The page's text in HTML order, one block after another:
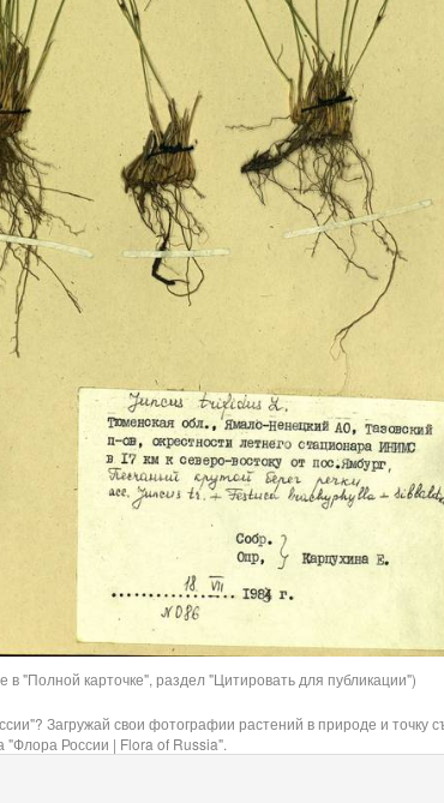
"Полной карточке", раздел "Цитировать для публикации")
Загружай свои фотографии растений в природе и точку
"Флора России | Flora of Russia".